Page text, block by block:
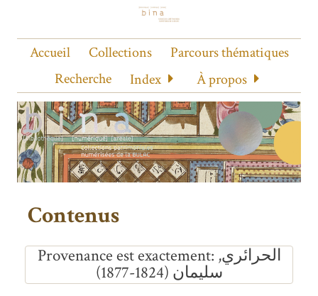
Accueil Collections
Parcours thématiques
Recherche
Index À propos
Contenus
Provenance est exactement الحرائري,
سليمان (1824-1877)